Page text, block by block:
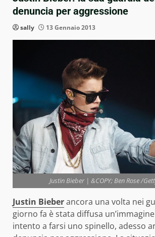
denuncia per aggressione
sally 13 Gennaio 2013
Justin Bieber | &COPY; Ben Rose /
Justin Bieberancora una volta nei
giorno fa è stata diffusa
intento a farsi uno spinello, adesso